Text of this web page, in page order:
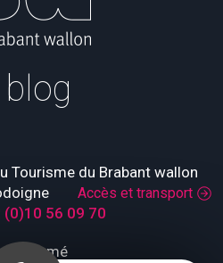
Tourisme du Brabant wallon
Accès et transport
(0)10 56 09 70
: fermé